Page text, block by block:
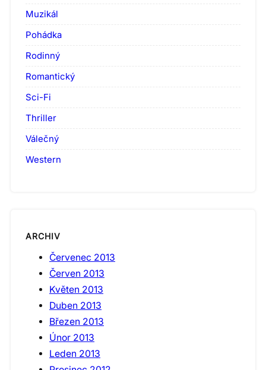
Muzikál
Pohádka
Rodinný
Romantický
Sci-Fi
Thriller
Válečný
Western
ARCHIV
Červenec 2013
Červen 2013
Květen 2013
Duben 2013
Březen 2013
Únor 2013
Leden 2013